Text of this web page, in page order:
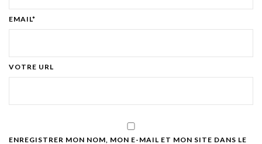
EMAIL*
VOTRE URL
ENREGISTRER MON NOM, MON E-MAIL ET MON SITE DANS LE